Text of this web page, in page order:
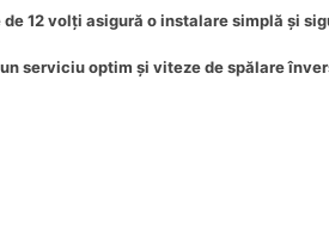
12 volți asigură o instalare simplă și
serviciu optim și viteze de spălare